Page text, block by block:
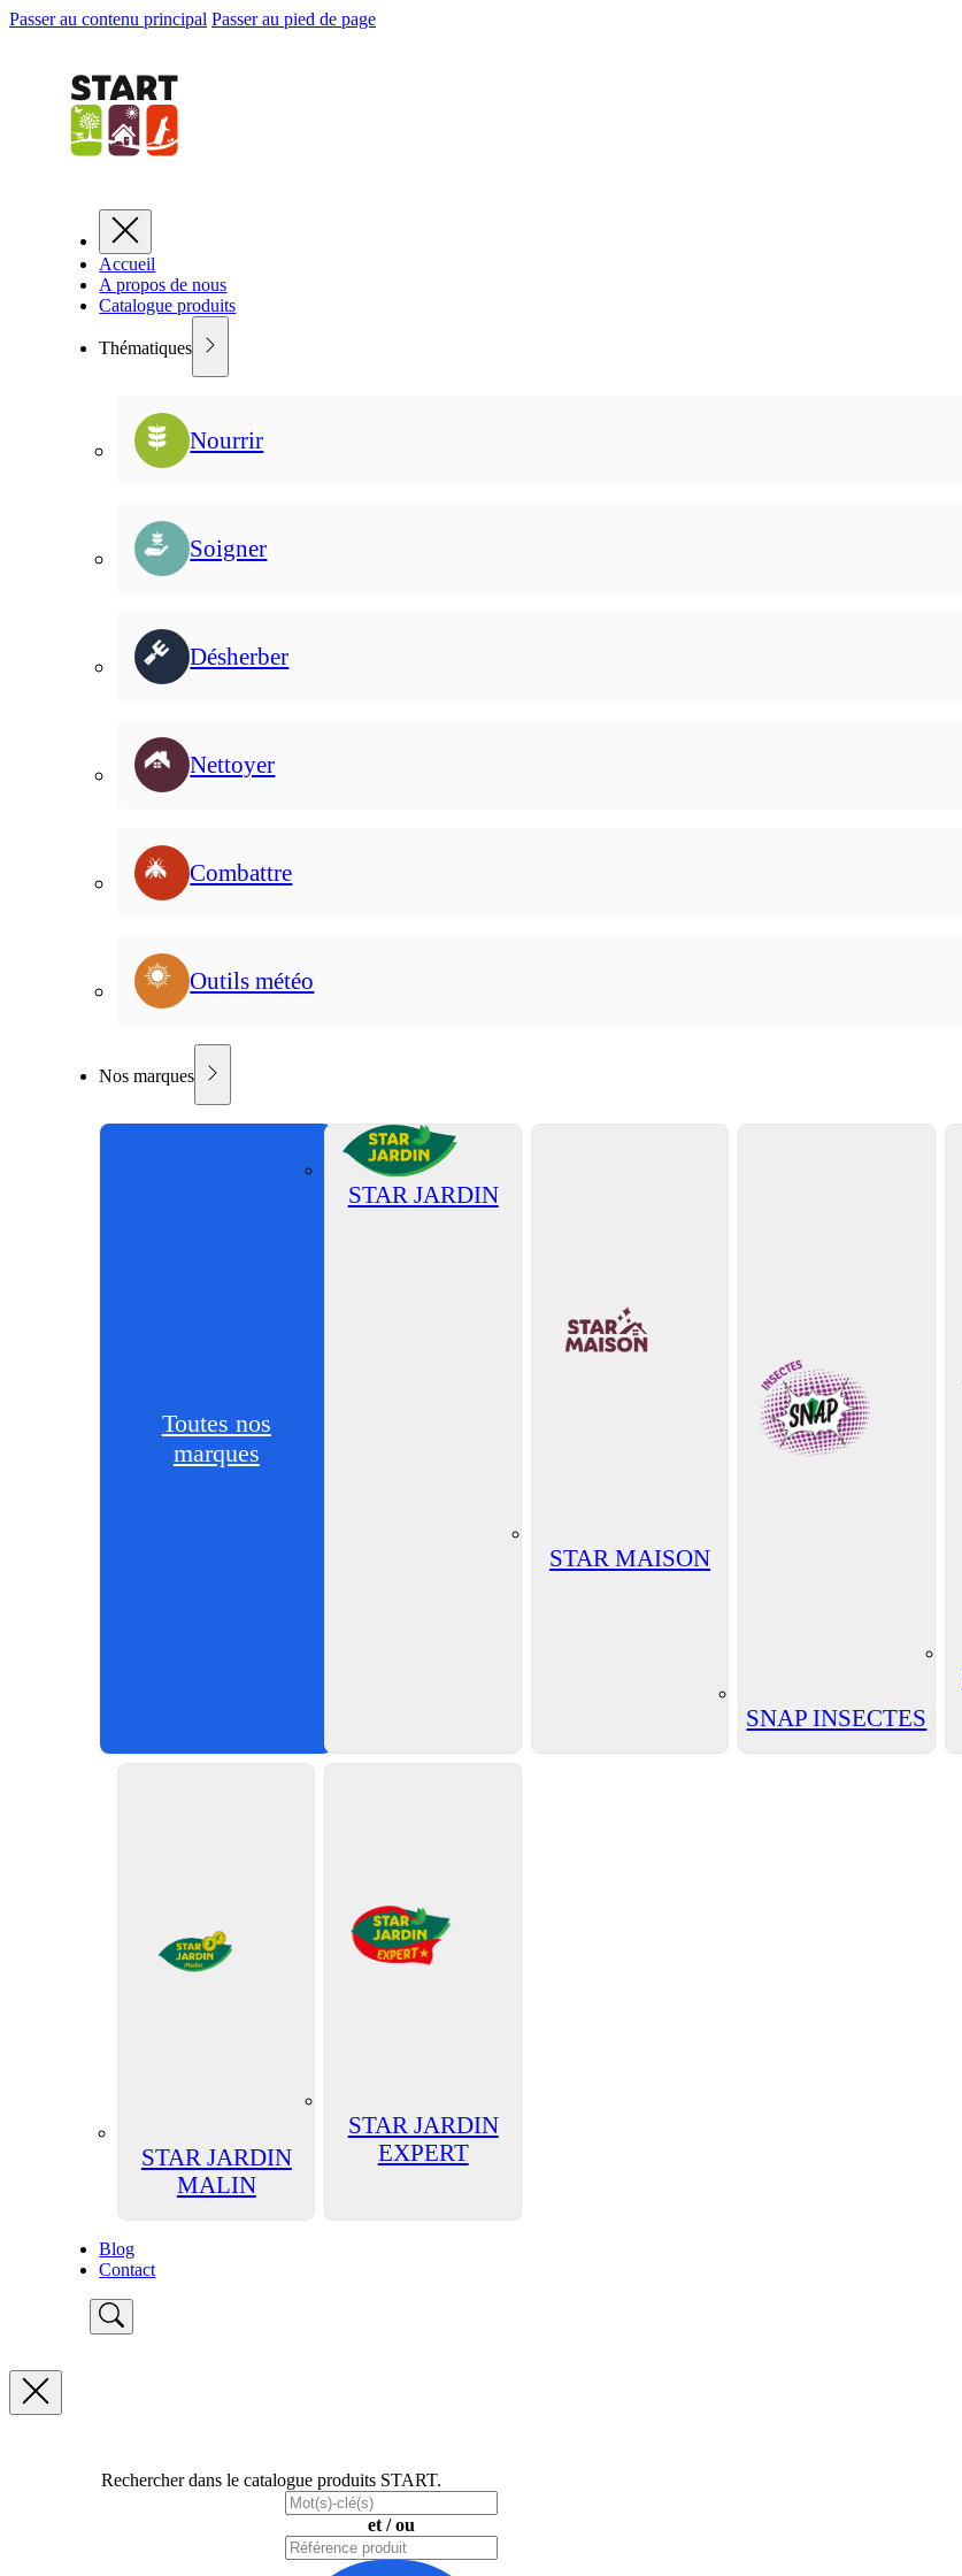
Passer au contenu principal Passer au pied de page
Accueil
A propos de nous
Catalogue produits
Thématiques
Nourrir
Soigner
Désherber
Nettoyer
Combattre
Outils météo
Nos marques
Toutes nos
marques
STAR JARDIN
STAR MAISON
SNAP INSECTES
STAR JARDIN
MALIN
STAR JARDIN
EXPERT
Blog
Contact
Rechercher dans le catalogue produits START.
et / ou